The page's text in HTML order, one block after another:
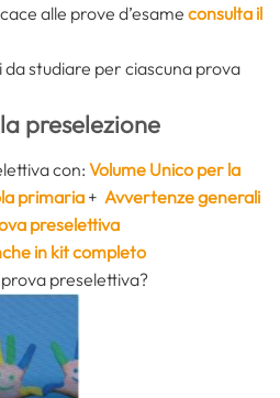
alle prove d’esame consulta il
da studiare per ciascuna prova
preselezione
con:Volume Unico per la
primaria + Avvertenze generali
preselettiva
in kit completo
preselettiva?